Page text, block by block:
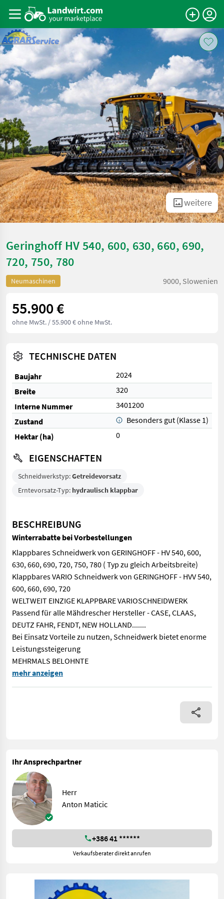
weitere
Geringhoff HV 540, 600, 630, 660, 690,
720, 750, 780
Neumaschinen 9000, Slowenien
55.900 €
ohne MwSt. / 55.900 € ohne MwSt.
TECHNISCHE DATEN
Baujahr
2024
Breite
320
Interne Nummer
3401200
Zustand
Besonders gut (Klasse 1)
Hektar (ha)
0
EIGENSCHAFTEN
Schneidwerkstyp:Getreidevorsatz
Erntevorsatz-Typ: hydraulisch klappbar
BESCHREIBUNG
Winterrabatte bei Vorbestellungen
Klappbares Schneidwerk von GERINGHOFF - HV 540, 600,
630, 660, 690, 720, 750, 780 ( Typ zu gleich Arbeitsbreite)
Klappbares VARIO Schneidwerk von GERINGHOFF - HVV 540,
600, 660, 690, 720
WELTWEIT EINZIGE KLAPPBARE VARIOSCHNEIDWERK
Passend für alle Mähdrescher Hersteller - CASE, CLAAS,
DEUTZ FAHR, FENDT, NEW HOLLAND.......
Bei Einsatz Vorteile zu nutzen, Schneidwerk bietet enorme
Leistungssteigerung
MEHRMALS BELOHNTE
Klappbares Schneidwerk von GERINGHOFF - HV 540, 600,
mehr anzeigen
Ihr Ansprechpartner
Herr
Anton Maticic
+386 41 ******
Verkaufsberater direkt anrufen